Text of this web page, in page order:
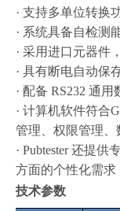
· 支持多单位转换
· 系统具备自检测
· 采用进口元器件
· 具有断电自动保
· 配备 RS232 通
· 计算机软件符合
管理、权限管理
· Pubtester 还提
方面的个性化需求
技术参数